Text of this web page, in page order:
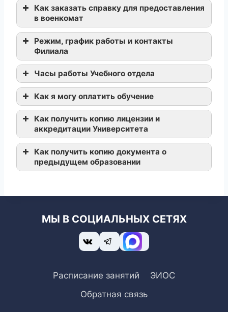
предоставив справку с места
работы (оригинал) или
написав заявление
для действующих
для отчисленных
Как заказать справку для предоставления
в военкомат
Режим, график работы и контакты
Филиала
Часы работы Учебного отдела
Как я могу оплатить обучение
Как получить копию лицензии и
аккредитации Университета
Как получить копию документа о
предыдущем образовании
МЫ В СОЦИАЛЬНЫХ СЕТЯХ
Расписание занятий
ЭИОС
Обратная связь